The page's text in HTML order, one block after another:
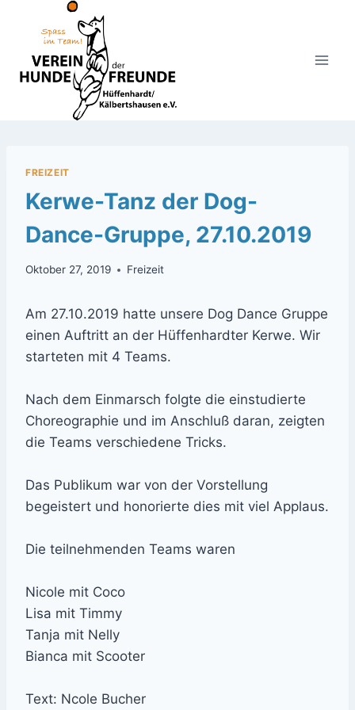
springen
FREIZEIT
Kerwe-Tanz der Dog-
Dance-Gruppe, 27.10.2019
Oktober 27, 2019 Freizeit
Am 27.10.2019 hatte unsere Dog Dance Gruppe
einen Auftritt an der Hüffenhardter Kerwe. Wir
starteten mit 4 Teams.
Nach dem Einmarsch folgte die einstudierte
Choreographie und im Anschluß daran, zeigten
die Teams verschiedene Tricks.
Das Publikum war von der Vorstellung
begeistert und honorierte dies mit viel Applaus.
Die teilnehmenden Teams waren
Nicole mit Coco
Lisa mit Timmy
Tanja mit Nelly
Bianca mit Scooter
Text: Ncole Bucher